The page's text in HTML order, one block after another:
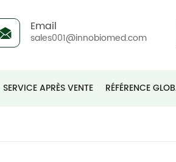
Email
sales001@innobiomed.com
SERVICE APRÈS VENTE RÉFÉRENCE